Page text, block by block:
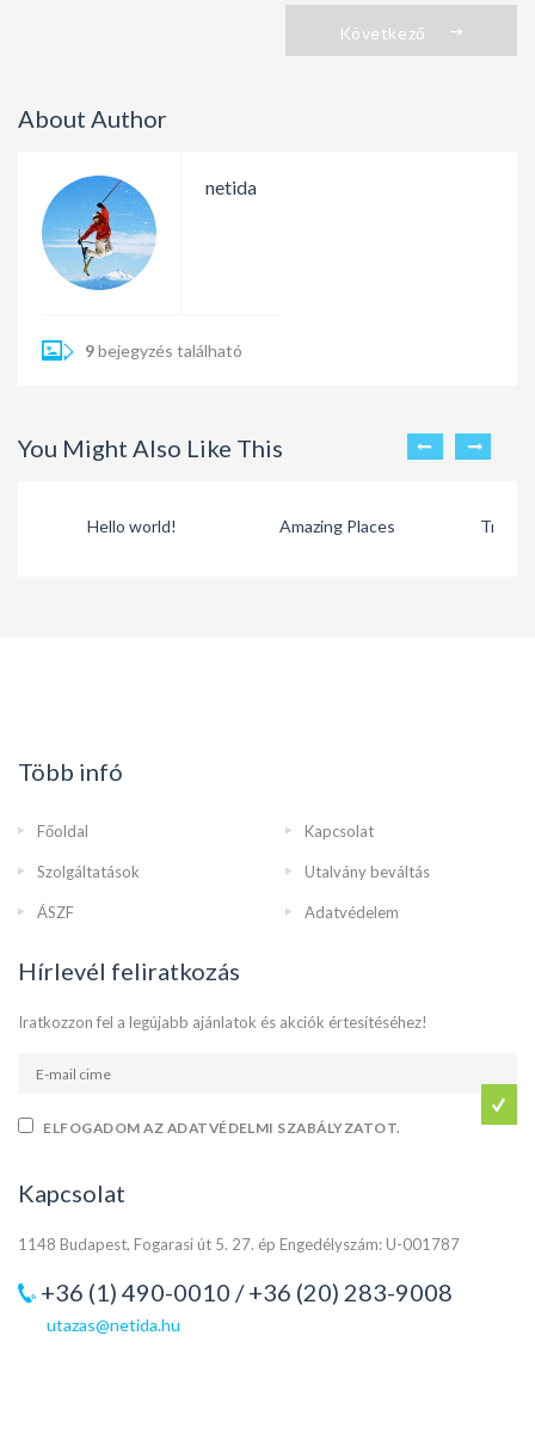
Következő
About Author
netida
9bejegyzés található
You Might Also Like This
Hello world! Amazing Places Travel
Több infó
Főoldal Kapcsolat
Szolgáltatások Utalvány beváltás
ÁSZF Adatvédelem
Hírlevél feliratkozás
Iratkozzon fel a legújabb ajánlatok és akciók értesítéséhez!
ELFOGADOM AZ ADATVÉDELMI SZABÁLYZATOT.
Kapcsolat
1148 Budapest, Fogarasi út 5. 27. ép Engedélyszám: U-001787
+36 (1) 490-0010 / +36 (20) 283-9008
utazas@netida.hu